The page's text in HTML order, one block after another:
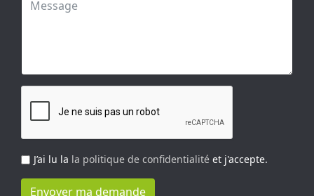
J’ai lu la la politique de confidentialité et j'accepte.
Envoyer ma demande